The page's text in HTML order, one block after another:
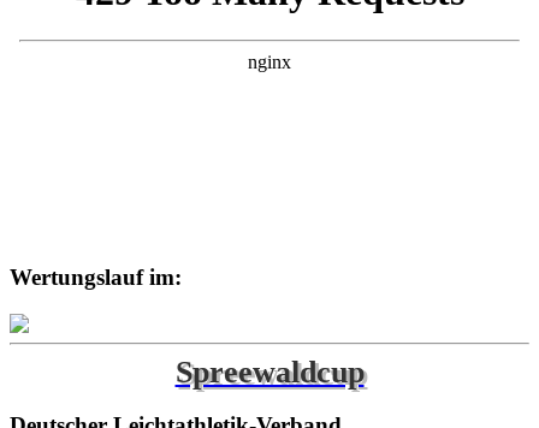
Wertungslauf im:
Spreewaldcup